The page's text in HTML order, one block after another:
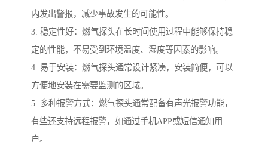
内发出警报，减少事故发生的可能性。
3. 稳定性好：燃气探头在长时间使用过程中能够保持稳
定的性能，不易受到环境温度、湿度等因素的影响。
4. 易于安装：燃气探头通常设计紧凑，安装简便，可以
方便地安装在需要监测的区域。
5. 多种报警方式：燃气探头通常配备有声光报警功能，
有些还支持远程报警，如通过手机APP或短信通知用
户。